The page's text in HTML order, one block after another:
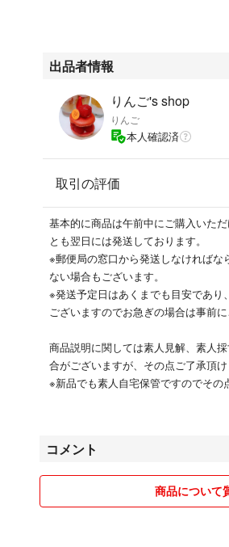
出品者情報
りんご's shop
りんご
本人確認済
取引の評価
基本的に商品は午前中にご購入いた
とも翌日には発送しております。
※郵便局の窓口から発送しなければな
ない場合もございます。
※発送予定日はあくまでも目安であり
ございますのでお急ぎの場合は事前に
商品説明に関しては素人見解、素人
合がございますが、その点ご了承頂け
※新品でも素人自宅保管ですのでその
※着用感や汚れに関しても人によっ
基本的に即決優先です。
売り切りたいので商品によっては多
出品価格から手数料、送料がかかる
いいたします。
コメント
商品について